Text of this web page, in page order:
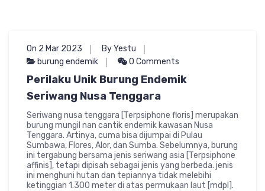
On 2 Mar 2023
By Yestu
burung endemik
0 Comments
Perilaku Unik Burung Endemik
Seriwang Nusa Tenggara
Seriwang nusa tenggara [Terpsiphone floris] merupakan
burung mungil nan cantik endemik kawasan Nusa
Tenggara. Artinya, cuma bisa dijumpai di Pulau
Sumbawa, Flores, Alor, dan Sumba. Sebelumnya, burung
ini tergabung bersama jenis seriwang asia [Terpsiphone
affinis], tetapi dipisah sebagai jenis yang berbeda. jenis
ini menghuni hutan dan tepiannya tidak melebihi
ketinggian 1.300 meter di atas permukaan laut [mdpl].